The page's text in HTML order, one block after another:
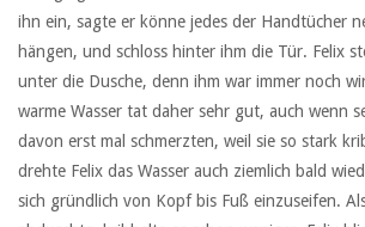
ihn ein, sagte er könne jedes der Handtücher
hängen, und schloss hinter ihm die Tür. Felix
unter die Dusche, denn ihm war immer noch
warme Wasser tat daher sehr gut, auch wenn
davon erst mal schmerzten, weil sie so stark
drehte Felix das Wasser auch ziemlich bald
sich gründlich von Kopf bis Fuß einzuseifen.